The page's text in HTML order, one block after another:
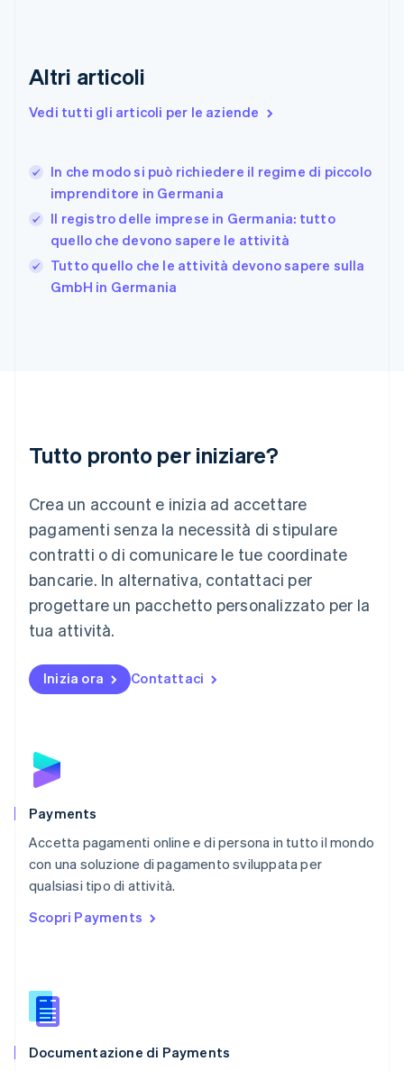
Altri articoli
Vedi tutti gli articoli per le aziende
In che modo si può richiedere il regime di piccolo
imprenditore in Germania
Il registro delle imprese in Germania: tutto
quello che devono sapere le attività
Tutto quello che le attività devono sapere sulla
GmbH in Germania
Tutto pronto per iniziare?
Crea un account e inizia ad accettare
pagamenti senza la necessità di stipulare
contratti o di comunicare le tue coordinate
bancarie. In alternativa, contattaci per
progettare un pacchetto personalizzato per la
tua attività.
Inizia ora Contattaci
Payments
Accetta pagamenti online e di persona in tutto il mondo
con una soluzione di pagamento sviluppata per
qualsiasi tipo di attività.
Scopri Payments
Documentazione di Payments
EnglishSvenska
FrançaisEnglish
Giappone
日本語English
English
Grecia
English
India
Lituania
Lussemburgo
Deutsch English
Malaysia
English 简体中文
Malta
Messico
EspañolEnglish
English
Nuova Zelanda
Polonia
English
Português
English简体中文
Regno Unito
English
English
English
Slovacchia
Slovenia